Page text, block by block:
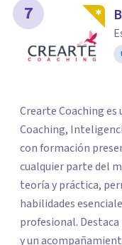
7
Crearte Coaching es
Coaching,
con formación
cualquier parte del mundo. Su enfoque
teoría y práctica,
habilidades
profesional.
y un